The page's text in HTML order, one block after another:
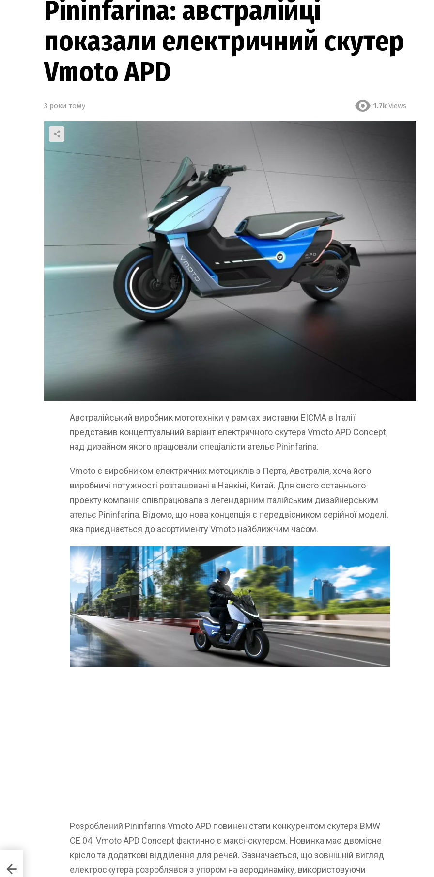
Pininfarina: австралійці
показали електричний скутер
Vmoto APD
3 роки тому 1.7k Views
Австралійський виробник мототехніки у рамках виставки EICMA в Італії
представив концептуальний варіант електричного скутера Vmoto APD Concept,
над дизайном якого працювали спеціалісти ательє Pininfarina.
Vmoto є виробником електричних мотоциклів з Перта, Австралія, хоча його
виробничі потужності розташовані в Нанкіні, Китай. Для свого останнього
проекту компанія співпрацювала з легендарним італійським дизайнерським
ательє Pininfarina. Відомо, що нова концепція є передвісником серійної моделі,
яка приєднається до асортименту Vmoto найближчим часом.
Розроблений Pininfarina Vmoto APD повинен стати конкурентом скутера BMW
CE 04. Vmoto APD Concept фактично є максі-скутером. Новинка має двомісне
крісло та додаткові відділення для речей. Зазначається, що зовнішній вигляд
електроскутера розроблявся з упором на аеродинаміку, використовуючи